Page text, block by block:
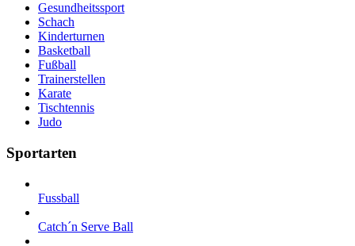
Gesundheitssport
Schach
Kinderturnen
Basketball
Fußball
Trainerstellen
Karate
Tischtennis
Judo
Sportarten
Fussball
Catch´n Serve Ball